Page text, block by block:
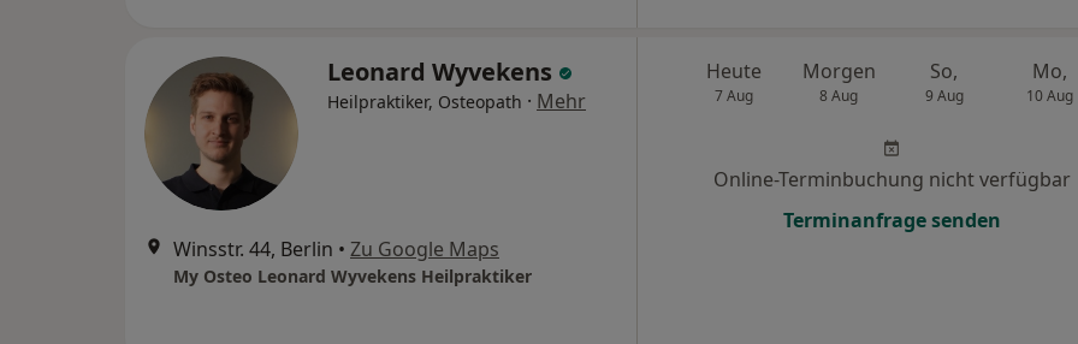
Leonard Wyvekens
Heilpraktiker, Osteopath · Mehr
Winsstr. 44, Berlin • Zu Google Maps
My Osteo Leonard Wyvekens Heilpraktiker
Heute
7 Aug
Morgen
8 Aug
So,
9 Aug
Mo,
10 Aug
Online-Terminbuchung nicht verfügbar
Terminanfrage senden